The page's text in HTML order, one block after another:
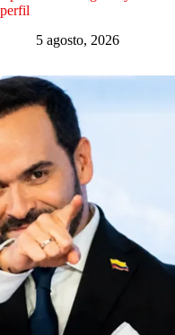
perfil
5 agosto, 2026